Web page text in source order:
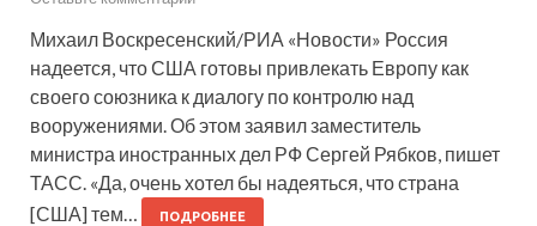
Михаил Воскресенский/РИА «Новости» Россия
надеется, что США готовы привлекать Европу как
своего союзника к диалогу по контролю над
вооружениями. Об этом заявил заместитель
министра иностранных дел РФ Сергей Рябков, пишет
ТАСС. «Да, очень хотел бы надеяться, что страна
[США] тем…
ПОДРОБНЕЕ